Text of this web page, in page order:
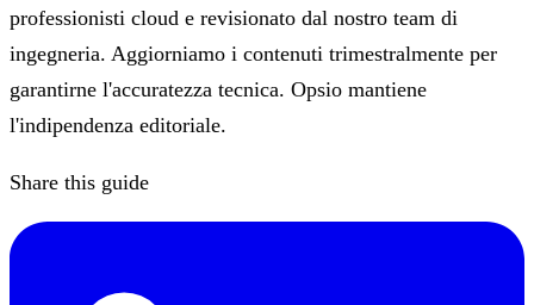
professionisti cloud e revisionato dal nostro team di
ingegneria. Aggiorniamo i contenuti trimestralmente per
garantirne l'accuratezza tecnica. Opsio mantiene
l'indipendenza editoriale.
Share this guide